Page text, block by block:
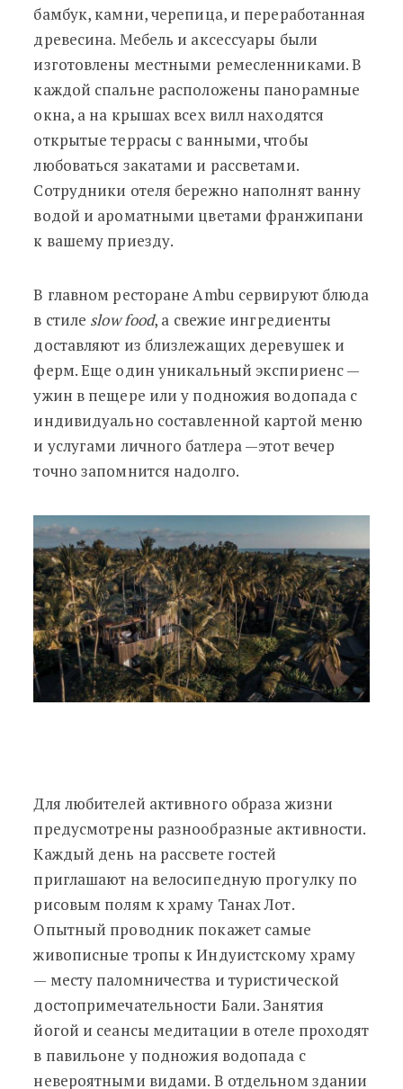
бамбук, камни, черепица, и переработанная
древесина. Мебель и аксессуары были
изготовлены местными ремесленниками. В
каждой спальне расположены панорамные
окна, а на крышах всех вилл находятся
открытые террасы с ванными, чтобы
любоваться закатами и рассветами.
Сотрудники отеля бережно наполнят ванну
водой и ароматными цветами франжипани
к вашему приезду.
В главном ресторане Ambu сервируют блюда
в стиле slow food, а свежие ингредиенты
доставляют из близлежащих деревушек и
ферм. Еще один уникальный экспириенс —
ужин в пещере или у подножия водопада с
индивидуально составленной картой меню
и услугами личного батлера —этот вечер
точно запомнится надолго.
Для любителей активного образа жизни
предусмотрены разнообразные активности.
Каждый день на рассвете гостей
приглашают на велосипедную прогулку по
рисовым полям к храму Танах Лот.
Опытный проводник покажет самые
живописные тропы к Индуистскому храму
— месту паломничества и туристической
достопримечательности Бали. Занятия
йогой и сеансы медитации в отеле проходят
в павильоне у подножия водопада с
невероятными видами. В отдельном здании